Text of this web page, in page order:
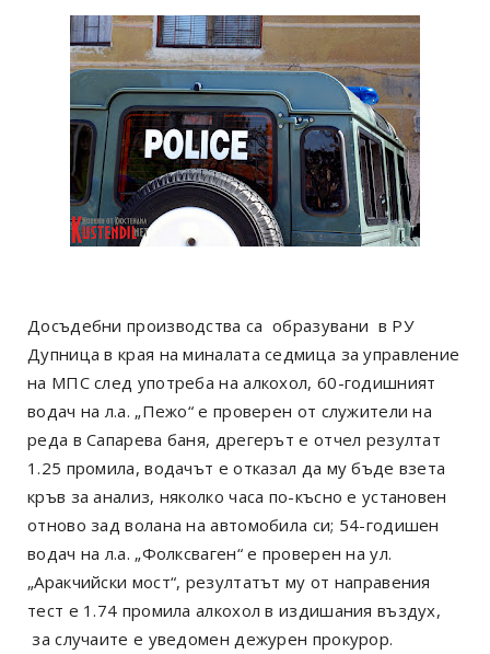
Досъдебни производства са образувани в РУ
Дупница в края на миналата седмица за управление
на МПС след употреба на алкохол, 60-годишният
водач на л.а. „Пежо“ е проверен от служители на
реда в Сапарева баня, дрегерът е отчел резултат
1.25 промила, водачът е отказал да му бъде взета
кръв за анализ, няколко часа по-късно е установен
отново зад волана на автомобила си; 54-годишен
водач на л.а. „Фолксваген“ е проверен на ул.
„Аракчийски мост“, резултатът му от направения
тест е 1.74 промила алкохол в издишания въздух,
за случаите е уведомен дежурен прокурор.